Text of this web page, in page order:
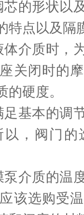
芯的形状以
特点以及隔
体介质时，
关闭时的
硬度。
足基本的调
，阀门的
泵介质的温
该选购受